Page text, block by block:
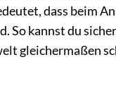
dass beim
kannst du sicher
gleichermaßen